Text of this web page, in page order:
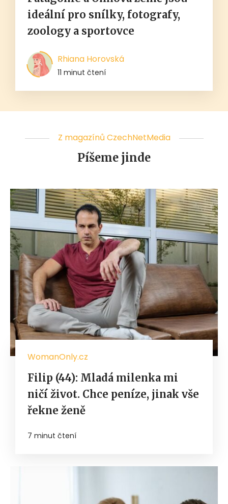
ideální pro snílky, fotografy,
zoology a sportovce
Rhiana Horovská
11 minut čtení
Z magazínů CzechNetMedia
Píšeme jinde
WomanOnly.cz
Filip (44): Mladá milenka mi
ničí život. Chce peníze, jinak vše
řekne ženě
7 minut čtení